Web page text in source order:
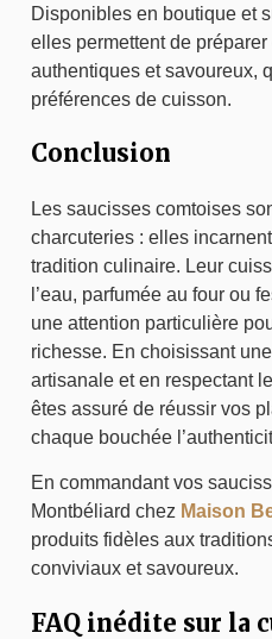
Disponibles en boutique et
elles permettent de
authentiques et savoureux,
préférences de cuisson.
Conclusion
Les saucisses comtoises
charcuteries : elles
tradition culinaire. Leur
l’eau, parfumée au four ou
une attention particulière
richesse. En choisissant
artisanale et en respectant
êtes assuré de réussir vos
chaque bouchée
En commandant vos
Montbéliard chez Maison
produits fidèles aux
conviviaux et savoureux.
FAQ inédite sur la